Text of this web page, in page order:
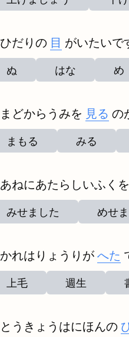
ひだりの 目 がいたいで
ぬ はな め
まどからうみを 見る の
まもる みる
あねにあたらしいふくを
みせました めせ
かれはりょうりがへた
上毛 週生
とうきょうはにほんの